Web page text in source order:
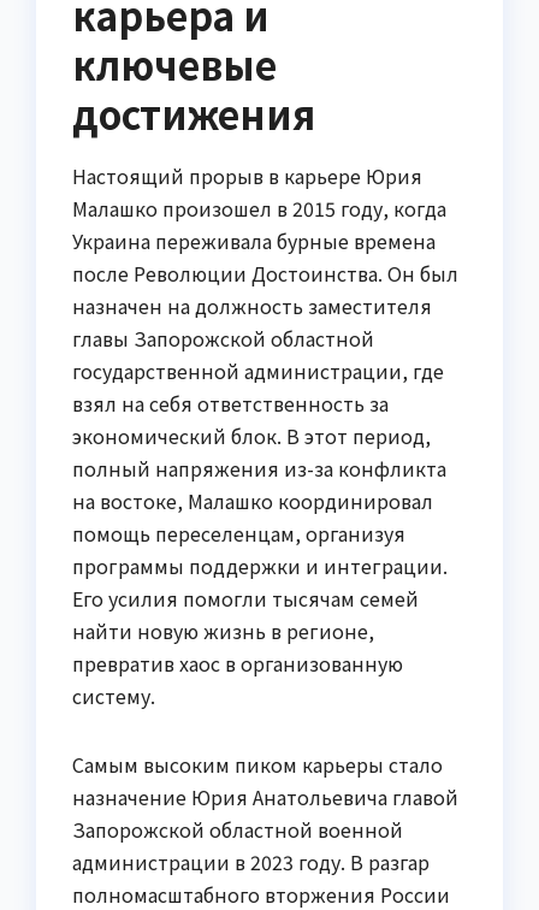
карьера и
ключевые
достижения
Настоящий прорыв в карьере Юрия
Малашко произошел в 2015 году, когда
Украина переживала бурные времена
после Революции Достоинства. Он был
назначен на должность заместителя
главы Запорожской областной
государственной администрации, где
взял на себя ответственность за
экономический блок. В этот период,
полный напряжения из-за конфликта
на востоке, Малашко координировал
помощь переселенцам, организуя
программы поддержки и интеграции.
Его усилия помогли тысячам семей
найти новую жизнь в регионе,
превратив хаос в организованную
систему.
Самым высоким пиком карьеры стало
назначение Юрия Анатольевича главой
Запорожской областной военной
администрации в 2023 году. В разгар
полномасштабного вторжения России